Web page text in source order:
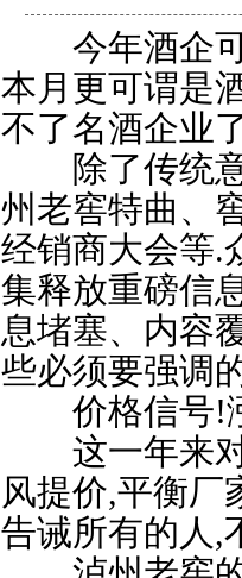
今年酒企可
本月更可谓是
不了名酒企业
除了传统意
州老窖特曲、
经销商大会等.
集释放重磅信
息堵塞、内容
些必须要强调
价格信号!涨
这一年来对
风提价,平衡厂
告诫所有的人,